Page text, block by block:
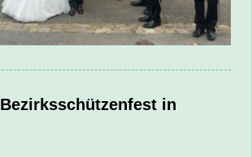
Bezirksschützenfest in